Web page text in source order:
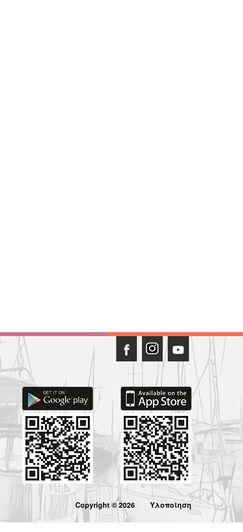
Copyright © 2026 Υλοποίηση